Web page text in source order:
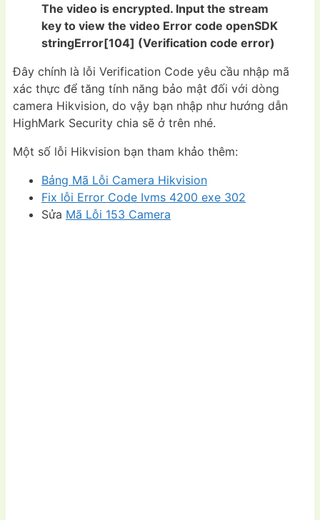
The video is encrypted. Input the stream
key to view the video Error code openSDK
stringError[104] (Verification code error)
Đây chính là lỗi Verification Code yêu cầu nhập mã
xác thực để tăng tính năng bảo mật đối với dòng
camera Hikvision, do vậy bạn nhập như hướng dẫn
HighMark Security chia sẽ ở trên nhé.
Một số lỗi Hikvision bạn tham khảo thêm:
Bảng Mã Lỗi Camera Hikvision
Fix lỗi Error Code Ivms 4200 exe 302
Sửa Mã Lỗi 153 Camera